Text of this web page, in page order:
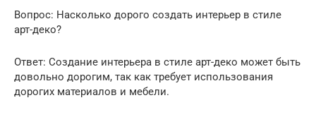
Вопрос: Насколько дорого создать интерьер в стиле
арт-деко?
Ответ: Создание интерьера в стиле арт-деко может быть
довольно дорогим, так как требует использования
дорогих материалов и мебели.